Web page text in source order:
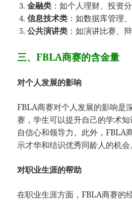
金融类 ：如个人理财、投资分
信息技术类 ：如数据库管理
公共演讲类 ：如演讲比赛、
三、FBLA商赛的含金量
对个人发展的影响
FBLA商赛对个人发展的影响是
赛，学生可以提升自己的学术
自信心和领导力。此外，FBLA
示才华和结识优秀同龄人的机会
对职业生涯的帮助
在职业生涯方面，FBLA商赛的